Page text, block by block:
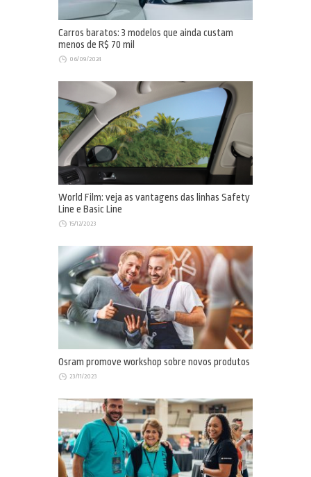
Carros baratos: 3 modelos que ainda custam
menos de R$ 70 mil
06/09/2024
World Film: veja as vantagens das linhas Safety
Line e Basic Line
15/12/2023
Osram promove workshop sobre novos produtos
23/11/2023